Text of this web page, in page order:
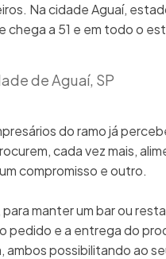
Na cidade Aguaí,
chega a 51 e em todo o
do ramo já
cada vez mais,
compromisso e outro.
para manter um bar ou
pedido e a entrega do
ambos possibilitando ao